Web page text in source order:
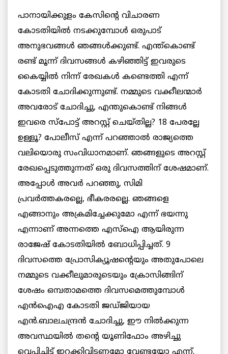
പാനായിക്കുളം കേസിന്റെ വിചാരണ
കോടതിയിൽ നടക്കുമ്പോൾ ഒരുപാട്
അനുഭവങ്ങൾ ഞങ്ങൾക്കുണ്ട്. എന്ത്‌കൊണ്ട്
രണ്ട് മൂന്ന് ദിവസങ്ങൾ കഴിഞ്ഞിട്ട് ഇവരുടെ
കൈയ്യിൽ നിന്ന് രേഖകൾ കണ്ടെത്തി എന്ന്
കോടതി ചോദിക്കുന്നുണ്ട്. നമ്മുടെ വക്കീലന്മാർ
അവരോട് ചോദിച്ചു, എന്തുകൊണ്ട് നിങ്ങൾ
ഇവരെ സ്‌പോട്ട് അറസ്റ്റ് ചെയ്തില്ല? 18 പേരല്ലേ
ഉള്ളൂ? പോലീസ് എന്ന് പറഞ്ഞാൽ രാജ്യത്തെ
വലിയൊരു സംവിധാനമാണ്. ഞങ്ങളുടെ അറസ്റ്റ്
രേഖപ്പെടുത്തുന്നത് ഒരു ദിവസത്തിന് ശേഷമാണ്.
അപ്പോൾ അവർ പറഞ്ഞു, സിമി
പ്രവർത്തകരല്ലെ, ഭീകരരല്ലെ. ഞങ്ങളെ
എങ്ങാനും അക്രമിച്ചേക്കുമോ എന്ന് ഭയന്നു
എന്നാണ് അന്നത്തെ എസ്ഐ ആയിരുന്ന
രാജേഷ് കോടതിയിൽ ബോധിപ്പിച്ചത്. 9
ദിവസത്തെ പ്രോസിക്യൂഷന്റെയും അതുപോലെ
നമ്മുടെ വക്കീലുമാരുടെയും ക്രോസിങ്ങിന്
ശേഷം ഒമ്പതാമത്തെ ദിവസമെത്തുമ്പോൾ
എൻഐഎ കോടതി ജഡ്ജിയായ
എൻ.ബാലചന്ദ്രൻ ചോദിച്ചു, ഈ നിൽക്കുന്ന
അവസ്ഥയിൽ തന്റെ യൂണിഫോം അഴിച്ചു